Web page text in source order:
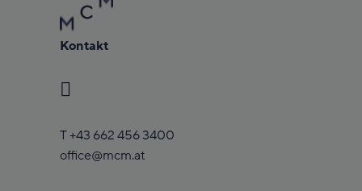
Kontakt
T+43 662 456 3400
office@mcm.at